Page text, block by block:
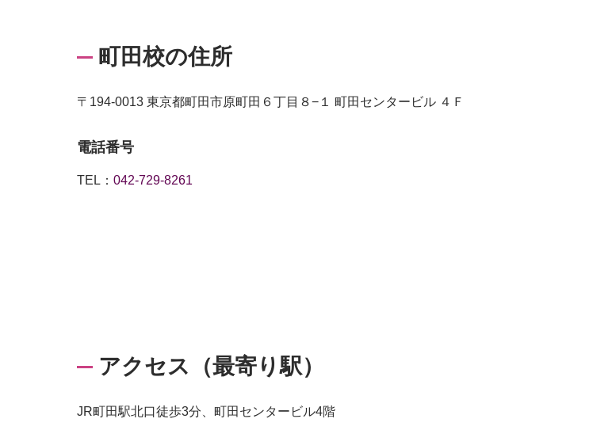
町田校の住所
〒194-0013 東京都町田市原町田６丁目８−１ 町田センタービル ４Ｆ
電話番号
TEL： 042-729-8261
アクセス（最寄り駅）
JR町田駅北口徒歩3分、町田センタービル4階